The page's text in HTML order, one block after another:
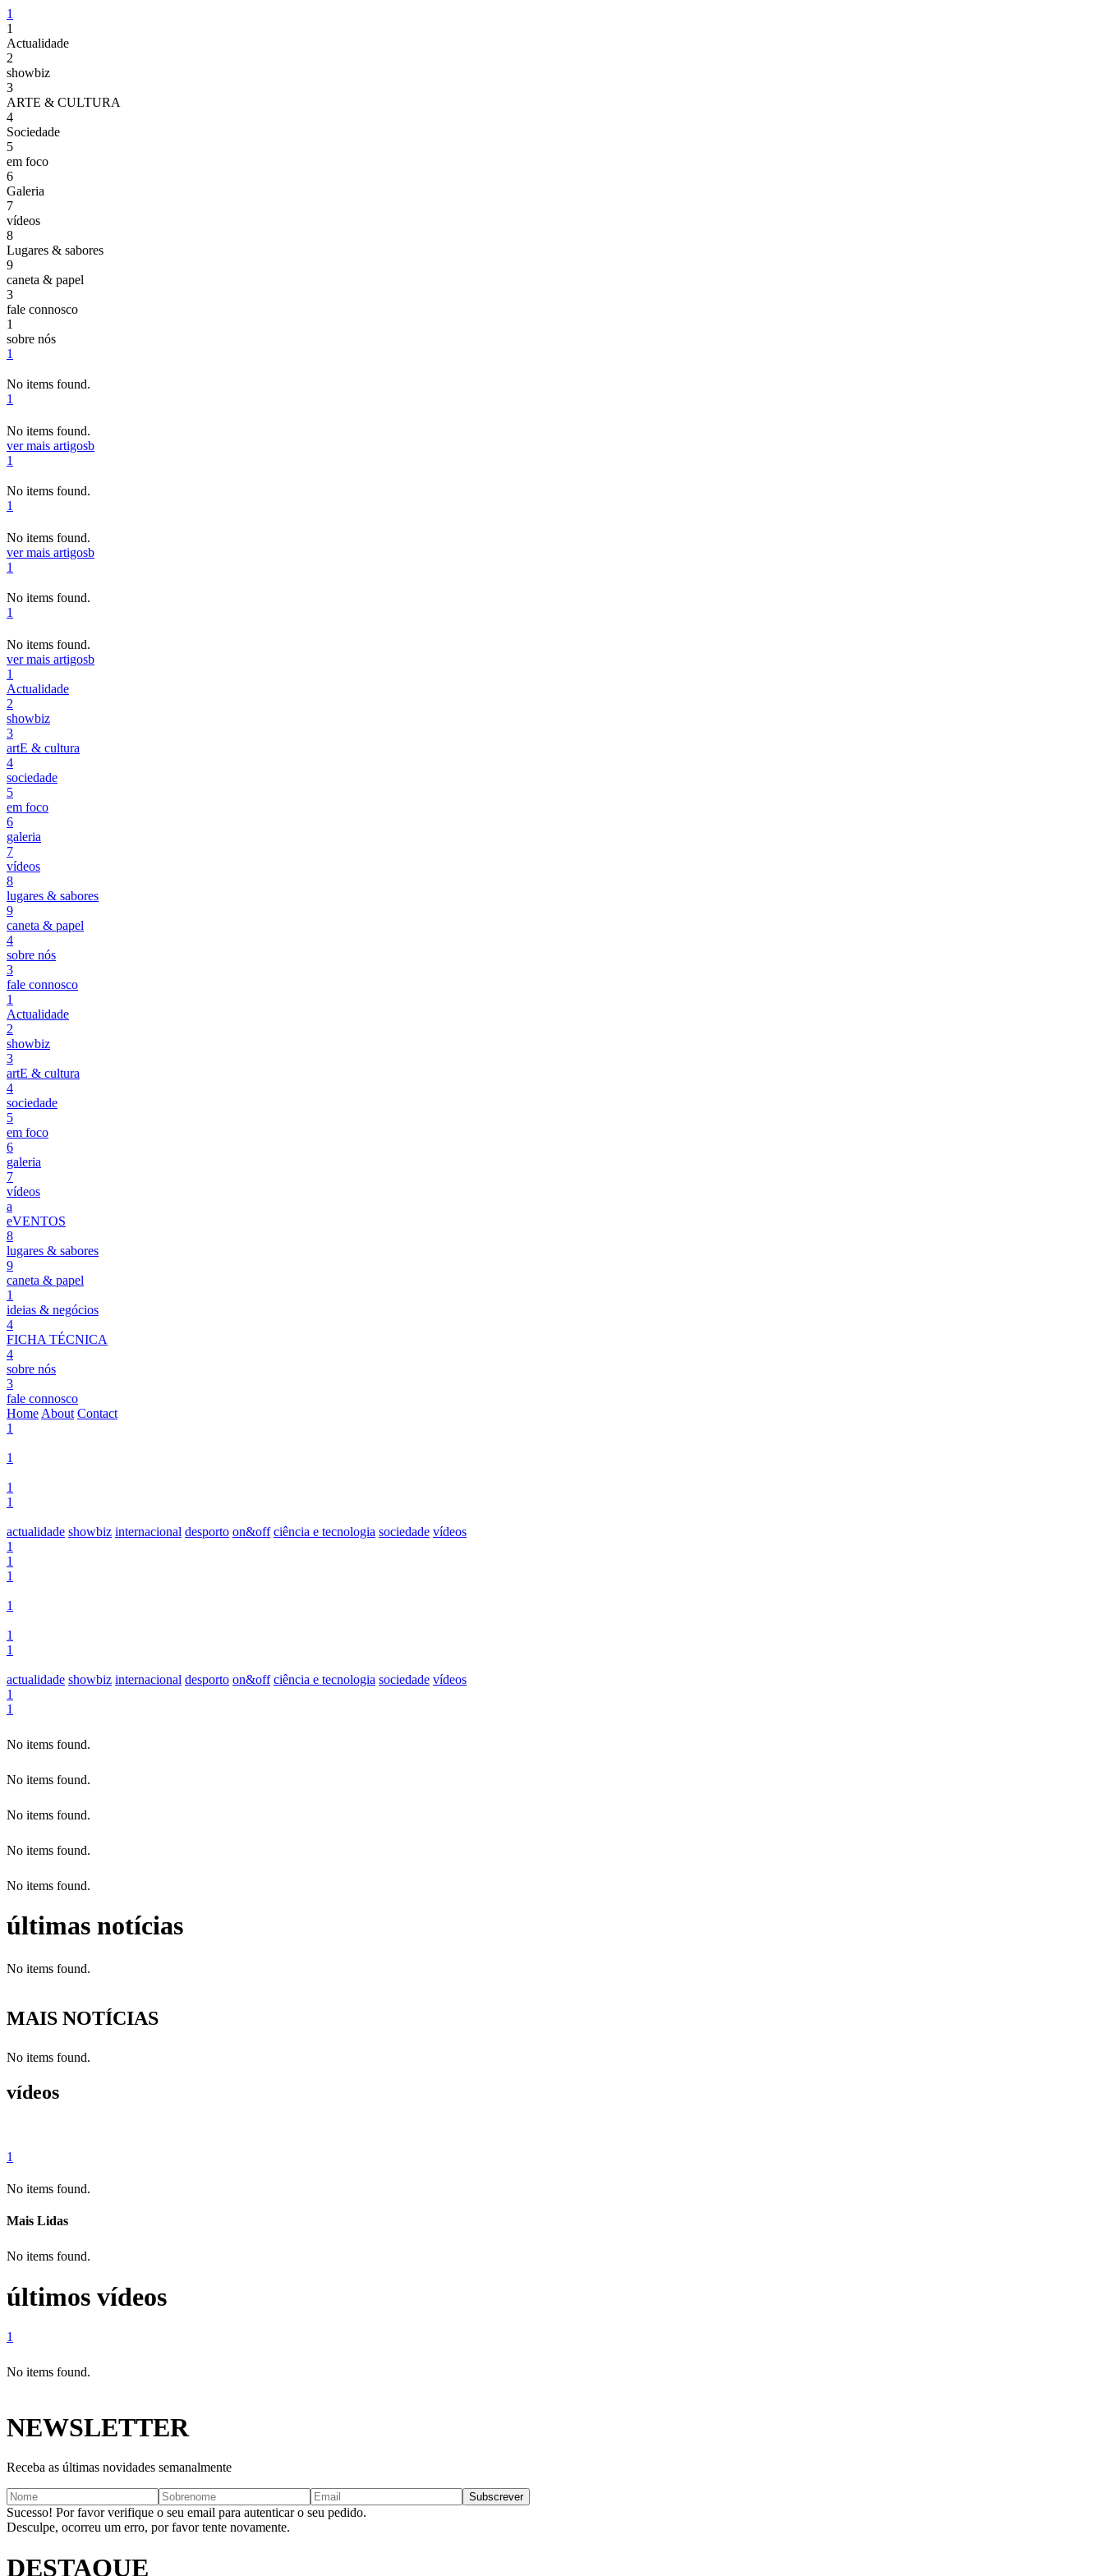
1
1
Actualidade
2
showbiz
3
ARTE & CULTURA
4
Sociedade
5
em foco
6
Galeria
7
vídeos
8
Lugares & sabores
9
caneta & papel
3
fale connosco
1
sobre nós
1
No items found.
1
No items found.
ver mais artigosb
1
No items found.
1
No items found.
ver mais artigosb
1
No items found.
1
No items found.
ver mais artigosb
1
Actualidade
2
showbiz
3
artE & cultura
4
sociedade
5
em foco
6
galeria
7
vídeos
8
lugares & sabores
9
caneta & papel
4
sobre nós
3
fale connosco
1
Actualidade
2
showbiz
3
artE & cultura
4
sociedade
5
em foco
6
galeria
7
vídeos
a
eVENTOS
8
lugares & sabores
9
caneta & papel
1
ideias & negócios
4
FICHA TÉCNICA
4
sobre nós
3
fale connosco
Home About Contact
1
1
1
1
actualidade showbiz internacional desporto on&off ciência e tecnologia sociedade vídeos
1
1
1
1
1
1
actualidade showbiz internacional desporto on&off ciência e tecnologia sociedade vídeos
1
1
No items found.
No items found.
No items found.
No items found.
No items found.
últimas notícias
No items found.
MAIS NOTÍCIAS
No items found.
vídeos
1
No items found.
Mais Lidas
No items found.
últimos vídeos
1
No items found.
NEWSLETTER
Receba as últimas novidades semanalmente
Sucesso! Por favor verifique o seu email para autenticar o seu pedido.
Desculpe, ocorreu um erro, por favor tente novamente.
DESTAQUE